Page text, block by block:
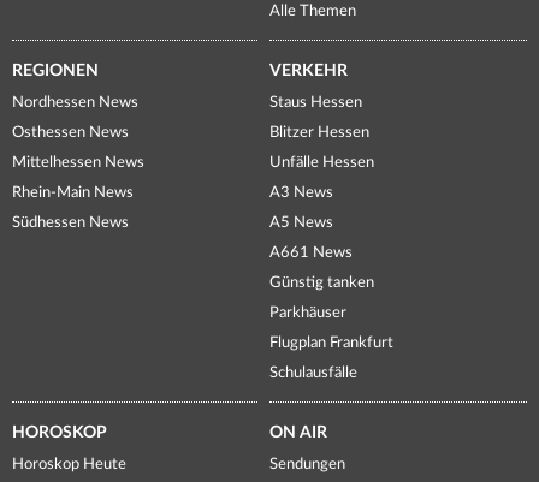
Alle Themen
REGIONEN
Nordhessen News
Osthessen News
Mittelhessen News
Rhein-Main News
Südhessen News
VERKEHR
Staus Hessen
Blitzer Hessen
Unfälle Hessen
A3 News
A5 News
A661 News
Günstig tanken
Parkhäuser
Flugplan Frankfurt
Schulausfälle
HOROSKOP
Horoskop Heute
ON AIR
Sendungen